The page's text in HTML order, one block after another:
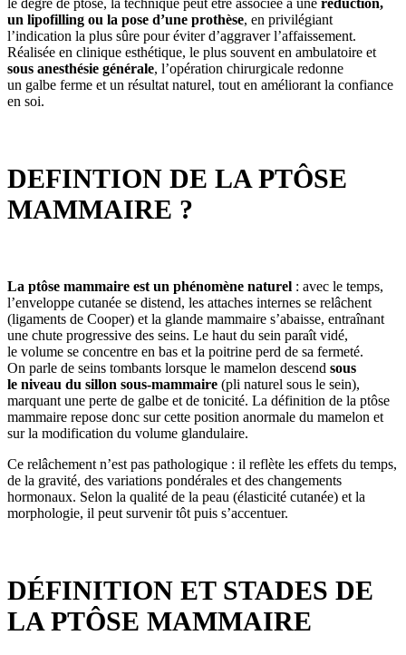
le degré de ptôse, la technique peut être associée à une réduction,
un lipofilling ou la pose d’une prothèse, en privilégiant
l’indication la plus sûre pour éviter d’aggraver l’affaissement.
Réalisée en clinique esthétique, le plus souvent en ambulatoire et
sous anesthésie générale, l’opération chirurgicale redonne
un galbe ferme et un résultat naturel, tout en améliorant la confiance
en soi.
DEFINTION DE LA PTÔSE
MAMMAIRE ?
La ptôse mammaire est un phénomène naturel : avec le temps,
l’enveloppe cutanée se distend, les attaches internes se relâchent
(ligaments de Cooper) et la glande mammaire s’abaisse, entraînant
une chute progressive des seins. Le haut du sein paraît vidé,
le volume se concentre en bas et la poitrine perd de sa fermeté.
On parle de seins tombants lorsque le mamelon descend sous
le niveau du sillon sous-mammaire (pli naturel sous le sein),
marquant une perte de galbe et de tonicité. La définition de la ptôse
mammaire repose donc sur cette position anormale du mamelon et
sur la modification du volume glandulaire.
Ce relâchement n’est pas pathologique : il reflète les effets du temps,
de la gravité, des variations pondérales et des changements
hormonaux. Selon la qualité de la peau (élasticité cutanée) et la
morphologie, il peut survenir tôt puis s’accentuer.
DÉFINITION ET STADES DE
LA PTÔSE MAMMAIRE